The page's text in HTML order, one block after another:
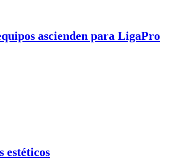
ascienden para LigaPro
estéticos